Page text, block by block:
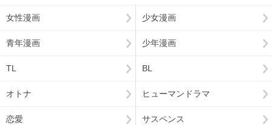
女性漫画 少女漫画
青年漫画 少年漫画
TL BL
オトナ ヒューマンドラマ
恋愛 サスペンス